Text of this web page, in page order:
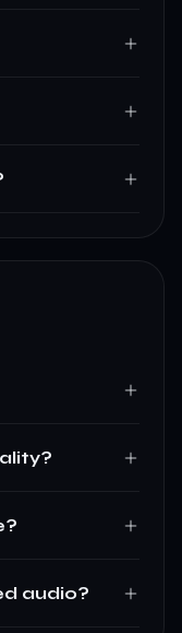
audio?